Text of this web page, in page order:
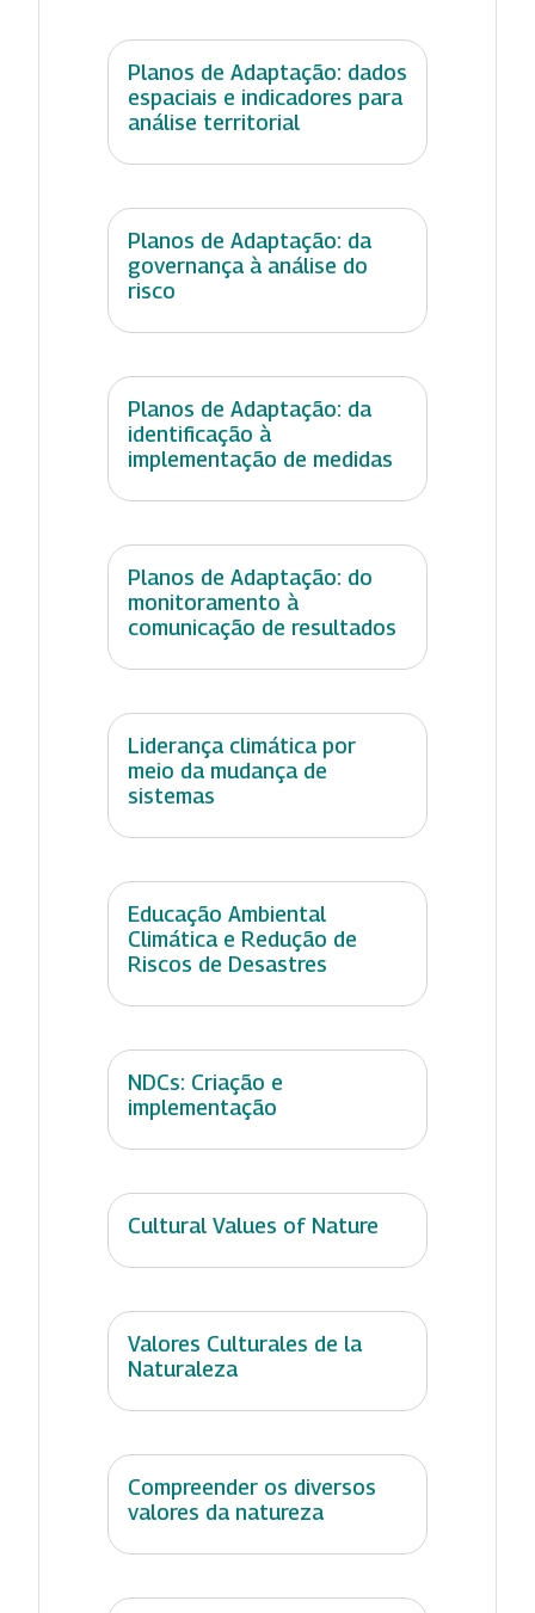
Planos de Adaptação: dados
espaciais e indicadores para
análise territorial
Planos de Adaptação: da
governança à análise do
risco
Planos de Adaptação: da
identificação à
implementação de medidas
Planos de Adaptação: do
monitoramento à
comunicação de resultados
Liderança climática por
meio da mudança de
sistemas
Educação Ambiental
Climática e Redução de
Riscos de Desastres
NDCs: Criação e
implementação
Cultural Values of Nature
Valores Culturales de la
Naturaleza
Compreender os diversos
valores da natureza